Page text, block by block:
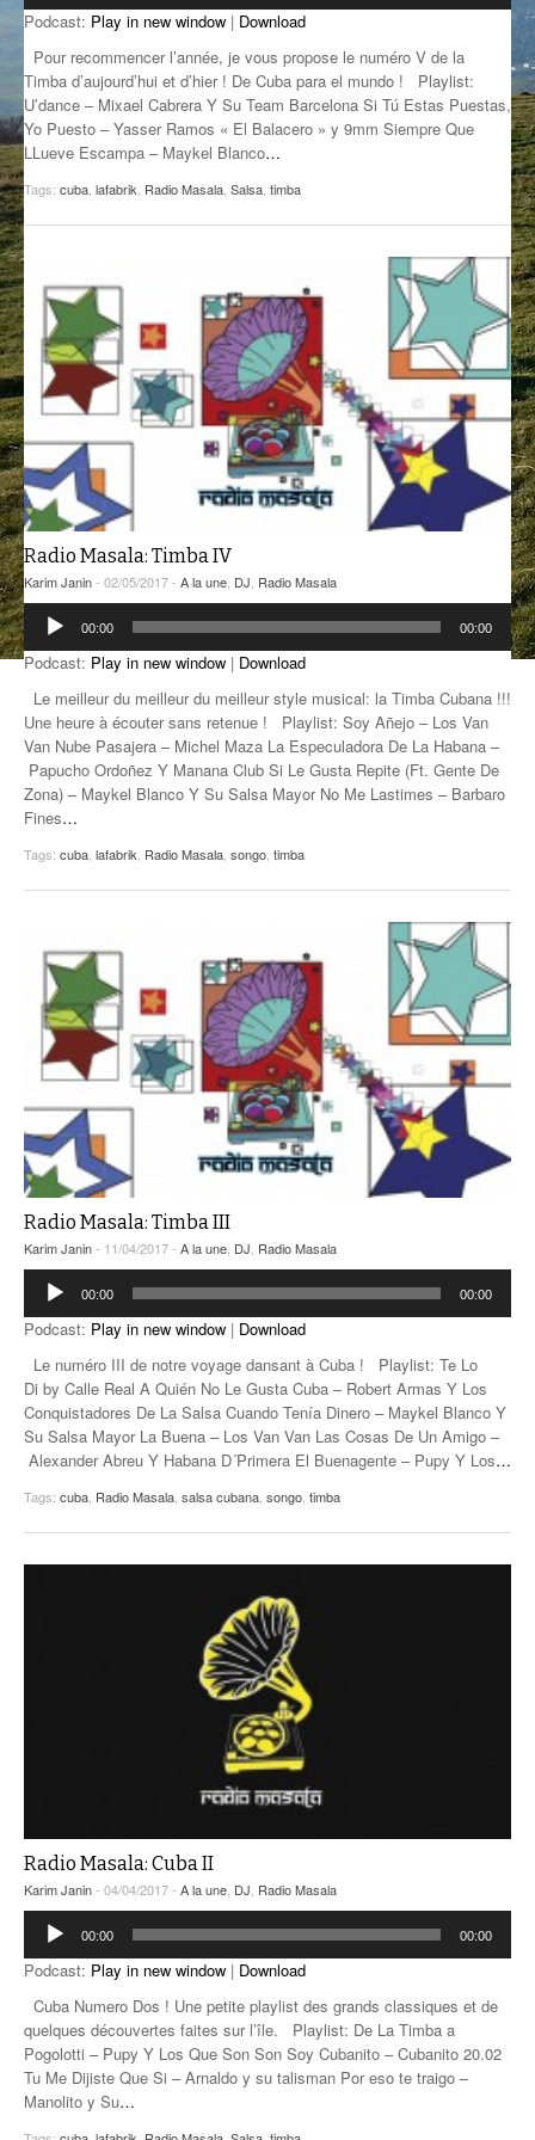
GROOVE N SUN
IL ÉTAIT UNE FOIS
L’ASTUCE DE LA PORTE EN BOIS
LA MINUTE LITTÉRAIRE
MUSIQUE DES ANTIPODES
NOS ANCIENS
SONORIK
THEME FORCE
ZIRCONIUM
ANCIENNES ÉMISSIONS
PLUS DE MIX
Podcast: Play in new window | Download
Pour recommencer l’année, je vous propose le numéro V de la
Timba d’aujourd’hui et d’hier ! De Cuba para el mundo ! Playlist:
U’dance – Mixael Cabrera Y Su Team Barcelona Si Tú Estas Puestas,
Yo Puesto – Yasser Ramos « El Balacero » y 9mm Siempre Que
LLueve Escampa – Maykel Blanco…
Tags: cuba lafabrik Radio Masala Salsa timba
Radio Masala: Timba IV
Karim Janin- 02/05/2017 - A la une DJ Radio Masala
Lecteur
audio
00:00 00:00
Podcast: Play in new window | Download
Le meilleur du meilleur du meilleur style musical: la Timba Cubana !!!
Une heure à écouter sans retenue ! Playlist: Soy Añejo – Los Van
Van Nube Pasajera – Michel Maza La Especuladora De La Habana –
Papucho Ordoñez Y Manana Club Si Le Gusta Repite (Ft. Gente De
Zona) – Maykel Blanco Y Su Salsa Mayor No Me Lastimes – Barbaro
Fines…
Tags: cuba lafabrik Radio Masala songo timba
Radio Masala: Timba III
Karim Janin- 11/04/2017 - A la une DJ Radio Masala
Lecteur
audio
00:00 00:00
Podcast: Play in new window | Download
Le numéro III de notre voyage dansant à Cuba ! Playlist: Te Lo
Di by Calle Real A Quién No Le Gusta Cuba – Robert Armas Y Los
Conquistadores De La Salsa Cuando Tenía Dinero – Maykel Blanco Y
Su Salsa Mayor La Buena – Los Van Van Las Cosas De Un Amigo –
Alexander Abreu Y Habana D´Primera El Buenagente – Pupy Y Los…
Tags: cuba Radio Masala salsa cubana songo timba
Radio Masala: Cuba II
Karim Janin- 04/04/2017 - A la une, DJ, Radio Masala
Lecteur
audio
00:00 00:00
Podcast: Play in new window | Download
Cuba Numero Dos ! Une petite playlist des grands classiques et de
quelques découvertes faites sur l’île. Playlist: De La Timba a
Pogolotti – Pupy Y Los Que Son Son Soy Cubanito – Cubanito 20.02
Tu Me Dijiste Que Si – Arnaldo y su talisman Por eso te traigo –
Manolito y Su…